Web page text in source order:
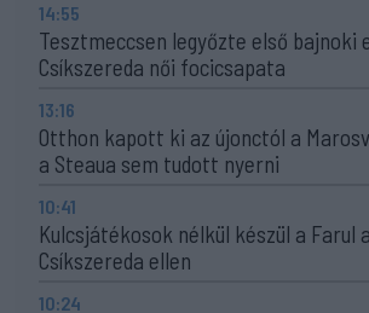
14:55
Tesztmeccsen legyőzte első bajnoki
Csíkszereda női focicsapata
13:16
Otthon kapott ki az újonctól a
a Steaua sem tudott nyerni
10:41
Kulcsjátékosok nélkül készül a Farul
Csíkszereda ellen
10:24